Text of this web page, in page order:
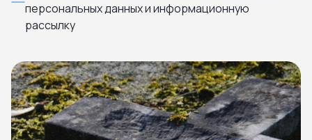
персональных данных и информационную
рассылку